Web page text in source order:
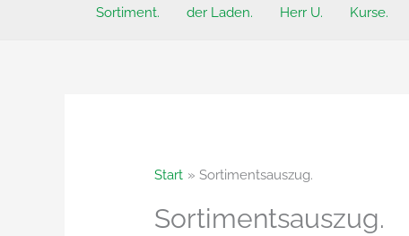
Sortiment. der Laden. Herr U. Kurse.
Start Sortimentsauszug.
Sortimentsauszug.